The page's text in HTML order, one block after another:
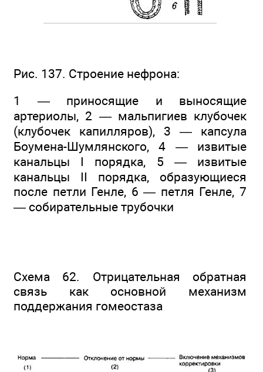
Рис. 137. Строение нефрона:
1 — приносящие и выносящие
артериолы, 2 — мальпигиев клубочек
(клубочек капилляров), 3 — капсула
Боумена-Шумлянского, 4 — извитые
канальцы I порядка, 5 — извитые
канальцы II порядка, образующиеся
после петли Генле, 6 — петля Генле, 7
— собирательные трубочки
Схема 62. Отрицательная обратная
связь как основной механизм
поддержания гомеостаза